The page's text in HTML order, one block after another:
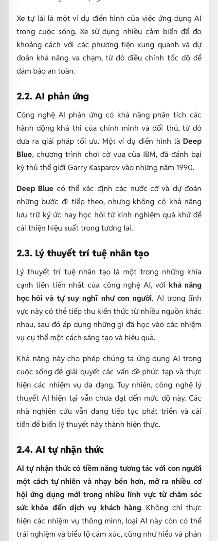
Xe tự lái là một ví dụ điển hình của việc ứng dụng AI
trong cuộc sống. Xe sử dụng nhiều cảm biến để đo
khoảng cách với các phương tiện xung quanh và dự
đoán khả năng va chạm, từ đó điều chỉnh tốc độ để
đảm bảo an toàn.
2.2. AI phản ứng
Công nghệ AI phản ứng có khả năng phân tích các
hành động khả thi của chính mình và đối thủ, từ đó
đưa ra giải pháp tối ưu. Một ví dụ điển hình là Deep
Blue, chương trình chơi cờ vua của IBM, đã đánh bại
kỳ thủ thế giới Garry Kasparov vào những năm 1990.
Deep Blue có thể xác định các nước cờ và dự đoán
những bước đi tiếp theo, nhưng không có khả năng
lưu trữ ký ức hay học hỏi từ kinh nghiệm quá khứ để
cải thiện hiệu suất trong tương lai.
2.3. Lý thuyết trí tuệ nhân tạo
Lý thuyết trí tuệ nhân tạo là một trong những khía
cạnh tiên tiến nhất của công nghệ AI, với khả năng
học hỏi và tự suy nghĩ như con người. AI trong lĩnh
vực này có thể tiếp thu kiến thức từ nhiều nguồn khác
nhau, sau đó áp dụng những gì đã học vào các nhiệm
vụ cụ thể một cách sáng tạo và hiệu quả.
Khả năng này cho phép chúng ta ứng dụng AI trong
cuộc sống để giải quyết các vấn đề phức tạp và thực
hiện các nhiệm vụ đa dạng. Tuy nhiên, công nghệ lý
thuyết AI hiện tại vẫn chưa đạt đến mức độ này. Các
nhà nghiên cứu vẫn đang tiếp tục phát triển và cải
tiến để biến lý thuyết này thành hiện thực.
2.4. AI tự nhận thức
AI tự nhận thức có tiềm năng tương tác với con người
một cách tự nhiên và nhạy bén hơn, mở ra nhiều cơ
hội ứng dụng mới trong nhiều lĩnh vực từ chăm sóc
sức khỏe đến dịch vụ khách hàng. Không chỉ thực
hiện các nhiệm vụ thông minh, loại AI này còn có thể
trải nghiệm và biểu lộ cảm xúc, cũng như hiểu và phản